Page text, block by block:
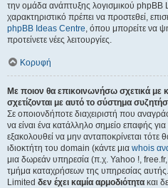
την ομάδα ανάπτυξης λογισμικού phpBB
χαρακτηριστικό πρέπει να προστεθεί,
phpBB Ideas Centre, όπου μπορείτε να
προτείνετε νέες λειτουργίες.
Κορυφή
Με ποιον θα επικοινωνήσω σχετικά με
σχετίζονται με αυτό το σύστημα
Σε οποιονδήποτε διαχειριστή που
να είναι ένα κατάλληλο σημείο επαφής
εξακολουθεί να μην ανταποκρίνεται τότε
ιδιοκτήτη του domain (κάντε μια whois
μια δωρεάν υπηρεσία (π.χ. Yahoo !,
τμήμα καταχρήσεων της υπηρεσίας
Limited δεν έχει καμία αρμοδιότητα και